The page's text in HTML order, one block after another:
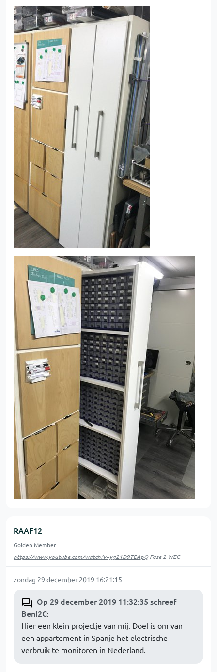
RAAF12
Golden Member
https://www.youtube.com/watch?v=yg21D9TEApQFase 2 WEC
zondag 29 december 2019 16:21:15
Op 29 december 2019 11:32:35 schreef
BenI2C:
Hier een klein projectje van mij. Doel is om van
een appartement in Spanje het electrische
verbruik te monitoren in Nederland.